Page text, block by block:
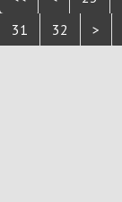
31
32 >